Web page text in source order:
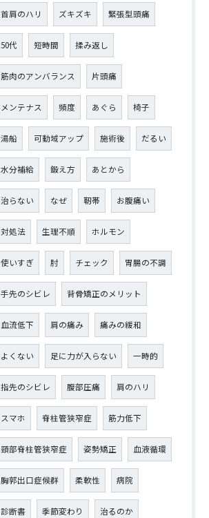
首肩のハリ ズキズキ 緊張型頭痛
50代 短時間 揉み返し
筋肉のアンバランス 片頭痛
メンテナス 頻度 あぐら 椅子
湯船 可動域アップ 施術後 だるい
水分補給 鍛え方 あとから
治らない なぜ 靭帯 お腹痛い
対処法 生理不順 ホルモン
使いすぎ 肘 チェック 胃腸の不調
手先のシビレ 背骨矯正のメリット
血流低下 肩の痛み 痛みの緩和
よくない 足に力が入らない 一時的
指先のシビレ 腹部圧痛 肩のハリ
スマホ 脊柱管狭窄症 筋力低下
頸部脊柱管狭窄症 姿勢矯正 血液循環
胸郭出口症候群 柔軟性 病院
診断書 季節変わり 治るのか